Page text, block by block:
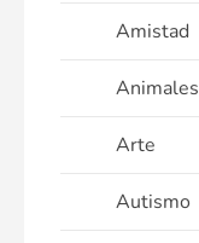
Amistad
Animales
Arte
Autismo